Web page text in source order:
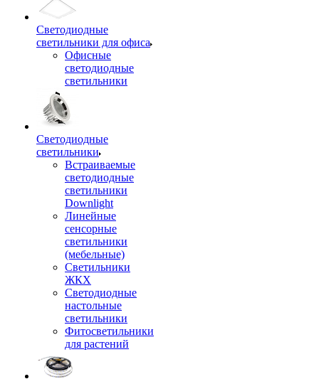
Светодиодные
светильники для офиса
Офисные
светодиодные
светильники
Светодиодные
светильники
Встраиваемые
светодиодные
светильники
Downlight
Линейные
сенсорные
светильники
(мебельные)
Светильники
ЖКХ
Светодиодные
настольные
светильники
Фитосветильники
для растений